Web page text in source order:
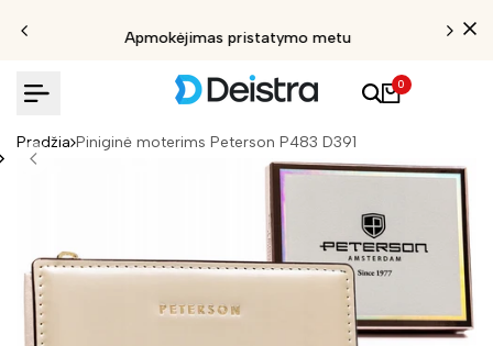
Apmokėjimas pristatymo metu
0
Pradžia Piniginė moterims Peterson P483 D391